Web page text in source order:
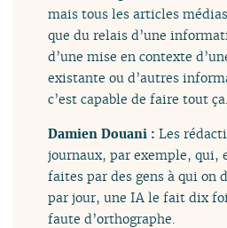
mais tous les articles
que du relais d’une
d’une mise en contexte
existante ou d’autres
c’est capable de faire tout ça.
Damien Douani :Les
journaux, par exemple, qui,
faites par des gens à qui on
par jour, une IA le fait dix
faute d’orthographe.